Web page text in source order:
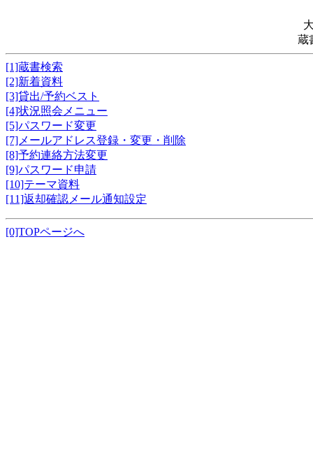
蔵
[1]蔵書検索
[2]新着資料
[3]貸出/予約ベスト
[4]状況照会メニュー
[5]パスワード変更
[7]メールアドレス登録・変更・削除
[8]予約連絡方法変更
[9]パスワード申請
[10]テーマ資料
[11]返却確認メール通知設定
[0]TOPページへ